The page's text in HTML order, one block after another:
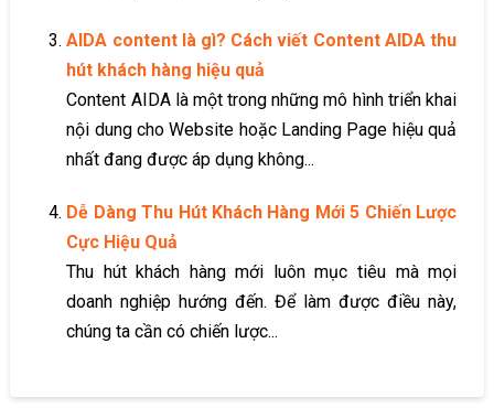
AIDA content là gì? Cách viết Content AIDA thu
hút khách hàng hiệu quả
Content AIDA là một trong những mô hình triển khai
nội dung cho Website hoặc Landing Page hiệu quả
nhất đang được áp dụng không...
Dễ Dàng Thu Hút Khách Hàng Mới 5 Chiến Lược
Cực Hiệu Quả
Thu hút khách hàng mới luôn mục tiêu mà mọi
doanh nghiệp hướng đến. Để làm được điều này,
chúng ta cần có chiến lược...